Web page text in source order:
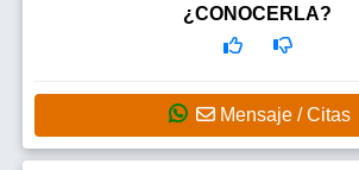
¿CONOCERLA?
Mensaje / Citas